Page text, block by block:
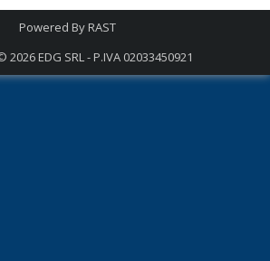
Powered ByRAST
2026EDG SRL - P.IVA 02033450921